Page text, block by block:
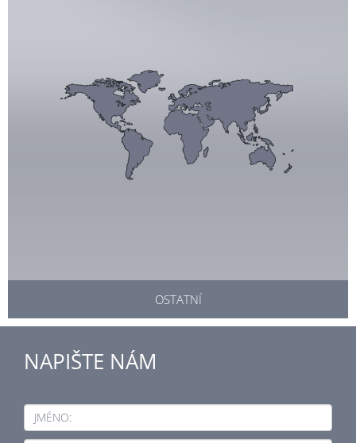
OSTATNÍ
NAPIŠTE NÁM
JMÉNO: